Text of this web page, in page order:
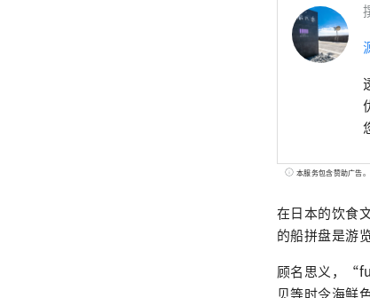
本服务包含赞助广告。
在日本的饮食
的船拼盘是游
顾名思义，
贝等时令海鲜